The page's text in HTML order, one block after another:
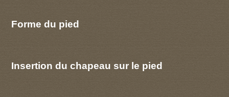
Forme du pied
Insertion du chapeau sur le pied